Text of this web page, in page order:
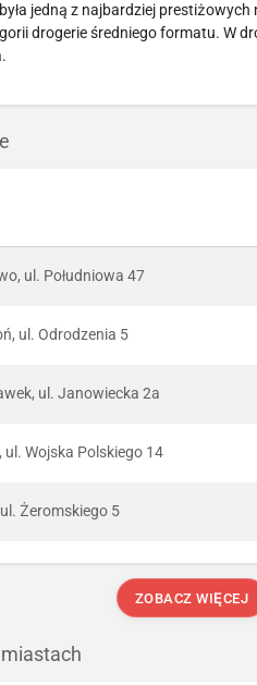
jedną z najbardziej
drogerie średniego formatu. W
ul. Południowa 47
ul. Odrodzenia 5
ul. Janowiecka 2a
ul. Wojska Polskiego 14
Żeromskiego 5
ZOBACZ WIĘCEJ